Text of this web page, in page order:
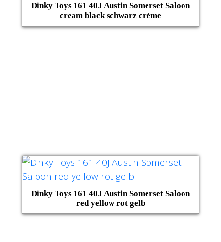
Dinky Toys 161 40J Austin Somerset Saloon
cream black schwarz crème
Dinky Toys 161 40J Austin Somerset Saloon
red yellow rot gelb